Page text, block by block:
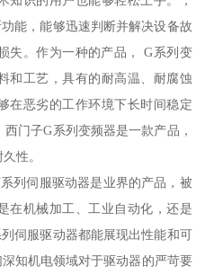
能，能够迅速判断并解决设备故
失。作为一种的产品， G系列变
和工艺，具有的耐高温、耐腐蚀
在恶劣的工作环境下长时间稳定
门子G系列变频器是一款产品，
性。
伺服驱动器是业界的产品，被
在机械加工、工业自动化，还是
伺服驱动器都能展现出性能和可
知机电领域对于驱动器的严苛要